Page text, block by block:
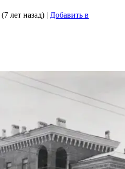
(7 лет назад) | Добавить в